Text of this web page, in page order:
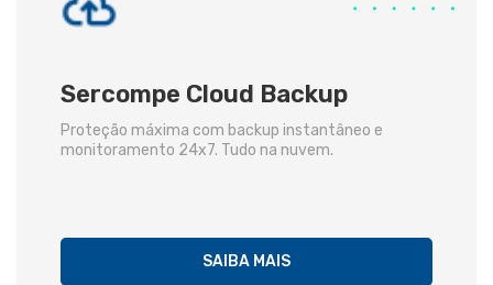
Sercompe Cloud Backup
Proteção máxima com backup instantâneo e
monitoramento 24x7. Tudo na nuvem.
SAIBA MAIS